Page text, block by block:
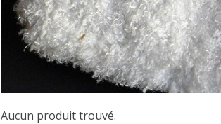
Aucun produit trouvé.